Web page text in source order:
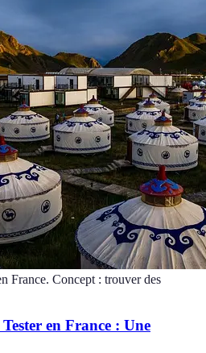
France. Concept : trouver des
en France : Une